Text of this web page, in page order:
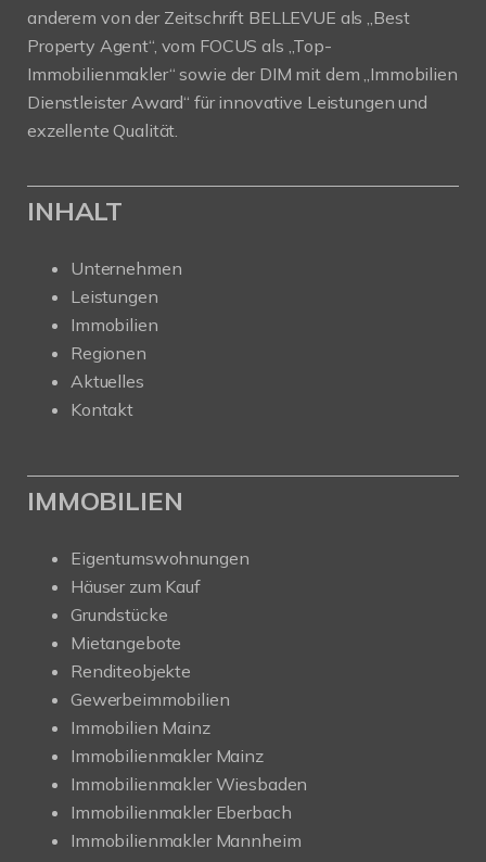
anderem von der Zeitschrift BELLEVUE als „Best
Property Agent“, vom FOCUS als „Top-
Immobilienmakler“ sowie der DIM mit dem „Immobilien
Dienstleister Award“ für innovative Leistungen und
exzellente Qualität.
INHALT
Unternehmen
Leistungen
Immobilien
Regionen
Aktuelles
Kontakt
IMMOBILIEN
Eigentumswohnungen
Häuser zum Kauf
Grundstücke
Mietangebote
Renditeobjekte
Gewerbeimmobilien
Immobilien Mainz
Immobilienmakler Mainz
Immobilienmakler Wiesbaden
Immobilienmakler Eberbach
Immobilienmakler Mannheim